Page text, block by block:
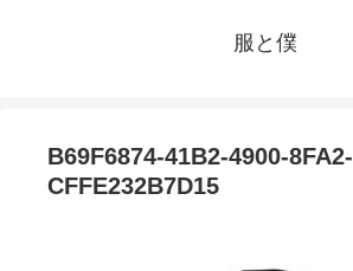
服と僕
B69F6874-41B2-4900-8FA2-
CFFE232B7D15